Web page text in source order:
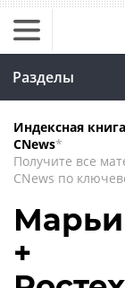
Разделы
Индексная
CNews*
Получите все
CNews по
+